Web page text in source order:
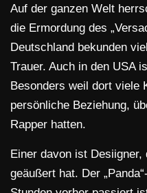
Auf der ganzen Welt
die Ermordung des
Deutschland bekunden
Trauer. Auch in den USA
Besonders weil dort viele
persönliche Beziehung,
Rapper hatten.
Einer davon ist
geäußert hat. Der